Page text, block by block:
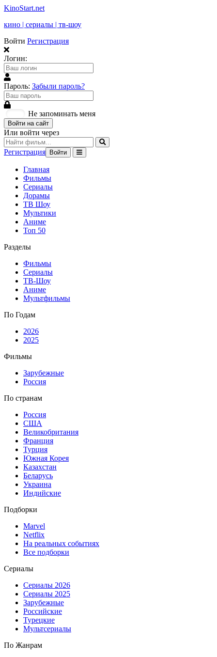
KinoStart.net
кино | сериалы | тв-шоу
Войти Регистрация
Логин:
Пароль: Забыли пароль?
Не запоминать меня
Войти на сайт
Или войти через
Регистрация Войти
Главная
Фильмы
Сериалы
Дорамы
ТВ Шоу
Мультики
Аниме
Топ 50
Разделы
Фильмы
Сериалы
ТВ-Шоу
Аниме
Мультфильмы
По Годам
2026
2025
Фильмы
Зарубежные
Россия
По странам
Россия
США
Великобритания
Франция
Турция
Южная Корея
Казахстан
Беларусь
Украина
Индийские
Подборки
Marvel
Netflix
На реальных событиях
Все подборки
Сериалы
Сериалы 2026
Сериалы 2025
Зарубежные
Российские
Турецкие
Мультсериалы
По Жанрам